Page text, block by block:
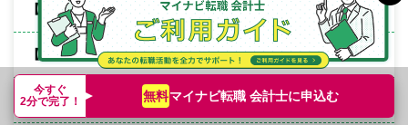
今すぐ
2分で完了！
無料マイナビ転職 会計士に申込む
【面接対策】監査法人
【面接対策】会計事務所
【面接対策】コンサルティング業界